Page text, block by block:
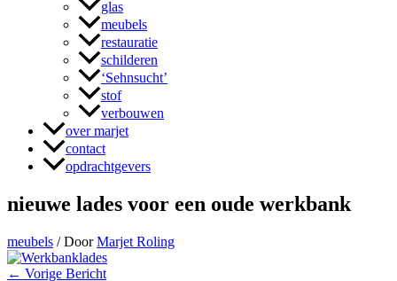
glas
meubels
restauratie
schilderen
‘Sehnsucht’
stof
verbouwen
over marjet
contact
opdrachtgevers
nieuwe lades voor een oude werkbank
meubels / DoorMarjet Roling
← Vorige Bericht